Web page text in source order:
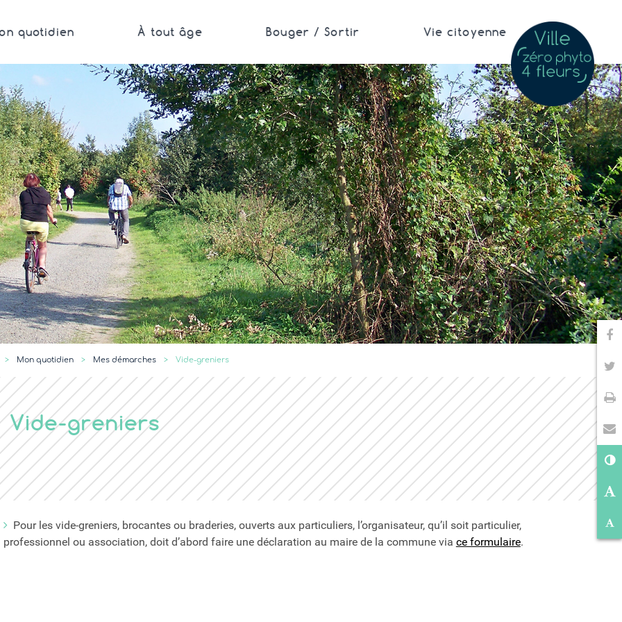
quotidien À tout âge Bouger / Sortir Vie citoyenne
Mon quotidien Mes démarches Vide-greniers
Vide-greniers
Pour les vide-greniers, brocantes ou braderies, ouverts aux particuliers, l’organisateur, qu’il soit particulier,
professionnel ou association, doit d’abord faire une déclaration au maire de la commune via ce formulaire.